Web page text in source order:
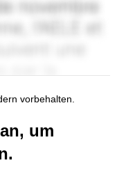
vorbehalten.
um